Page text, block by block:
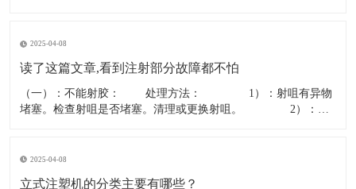
定缸型三缸平衡注射，精密、稳定、安全，是成型精密橡胶制品
2025-04-08
读了这篇文章,看到注射部分故障都不怕
（一）：不能射胶： 处理方法： 1）：射咀有异物
堵塞。检查射咀是否堵塞。清理或更换射咀。 2）：分
2025-04-08
立式注塑机的分类主要有哪些？